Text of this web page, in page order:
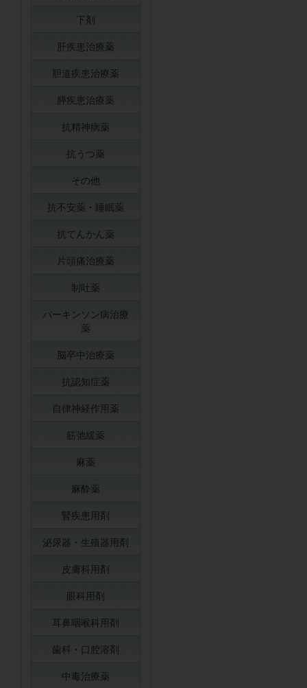
下剤
肝疾患治療薬
胆道疾患治療薬
膵疾患治療薬
抗精神病薬
抗うつ薬
その他
抗不安薬・睡眠薬
抗てんかん薬
片頭痛治療薬
制吐薬
パーキンソン病治療
薬
脳卒中治療薬
抗認知症薬
自律神経作用薬
筋弛緩薬
麻薬
麻酔薬
腎疾患用剤
泌尿器・生殖器用剤
皮膚科用剤
眼科用剤
耳鼻咽喉科用剤
歯科・口腔溶剤
中毒治療薬